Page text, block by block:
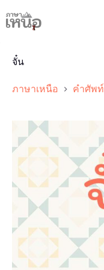
to
content
จั๋น
ภาษาเหนือ คำศัพท์